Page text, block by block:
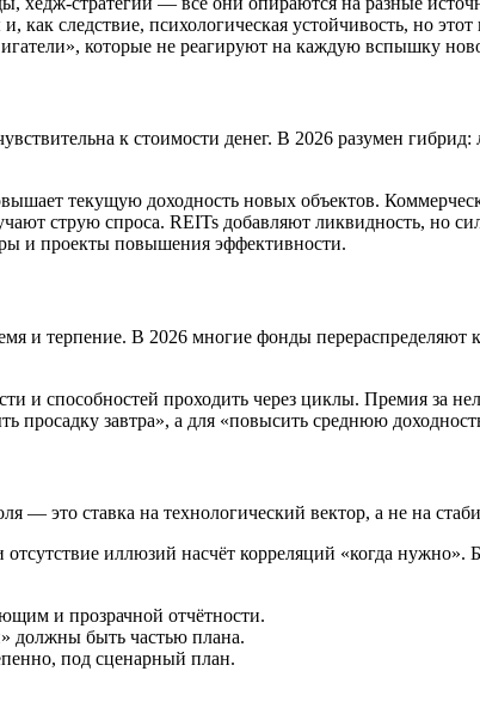
следствие, психологическая устойчивость, но
которые не реагируют на каждую вспышку
к стоимости денег. В 2026 разумен
текущую доходность новых объектов.
струю спроса. REITs добавляют ликвидность, но
и проекты повышения эффективности.
и терпение. В 2026 многие фонды
способностей проходить через циклы. Премия за
завтра», а для «повысить среднюю
— это ставка на технологический вектор, а не на
иллюзий насчёт корреляций «когда нужно».
и прозрачной отчётности.
должны быть частью плана.
под сценарный план.